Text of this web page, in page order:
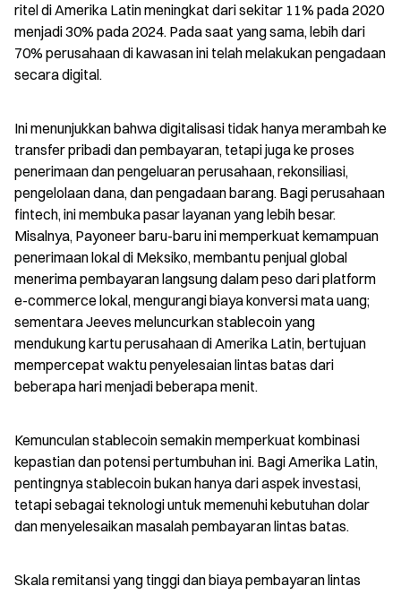
ritel di Amerika Latin meningkat dari sekitar 11% pada 2020
menjadi 30% pada 2024. Pada saat yang sama, lebih dari
70% perusahaan di kawasan ini telah melakukan pengadaan
secara digital.
Ini menunjukkan bahwa digitalisasi tidak hanya merambah ke
transfer pribadi dan pembayaran, tetapi juga ke proses
penerimaan dan pengeluaran perusahaan, rekonsiliasi,
pengelolaan dana, dan pengadaan barang. Bagi perusahaan
fintech, ini membuka pasar layanan yang lebih besar.
Misalnya, Payoneer baru-baru ini memperkuat kemampuan
penerimaan lokal di Meksiko, membantu penjual global
menerima pembayaran langsung dalam peso dari platform
e-commerce lokal, mengurangi biaya konversi mata uang;
sementara Jeeves meluncurkan stablecoin yang
mendukung kartu perusahaan di Amerika Latin, bertujuan
mempercepat waktu penyelesaian lintas batas dari
beberapa hari menjadi beberapa menit.
Kemunculan stablecoin semakin memperkuat kombinasi
kepastian dan potensi pertumbuhan ini. Bagi Amerika Latin,
pentingnya stablecoin bukan hanya dari aspek investasi,
tetapi sebagai teknologi untuk memenuhi kebutuhan dolar
dan menyelesaikan masalah pembayaran lintas batas.
Skala remitansi yang tinggi dan biaya pembayaran lintas